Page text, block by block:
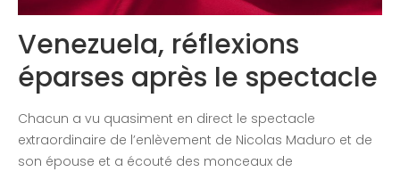
Venezuela, réflexions
éparses après le spectacle
Chacun a vu quasiment en direct le spectacle
extraordinaire de l’enlèvement de Nicolas Maduro et de
son épouse et a écouté des monceaux de